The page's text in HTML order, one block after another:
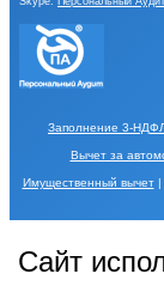
Заполнение 3-
Вычет за
Имущественный вычет|
Порядок обработки
разделе
Обработка
Сайт